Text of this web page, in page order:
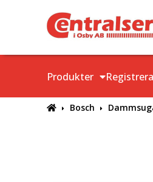
Produkter
Bosch